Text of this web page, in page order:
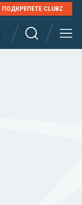
ПОДКРЕПЕТЕ CLUBZ